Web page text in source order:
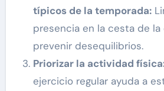
típicos de la temporada:
presencia en la cesta de
prevenir desequilibrios.
Priorizar la actividad
ejercicio regular ayuda a